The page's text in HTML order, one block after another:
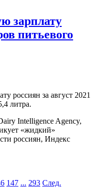
зарплату
питьевого
россиян за август 2021
литра.
Intelligence Agency,
«жидкий»
россиян, Индекс
147 ... 293 След.